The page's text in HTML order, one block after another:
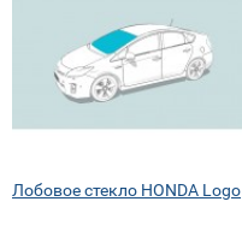
Лобовое стекло HONDA Logo